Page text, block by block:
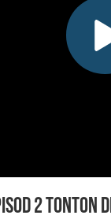
2 Tonton